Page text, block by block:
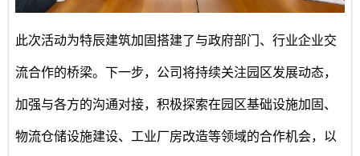
此次活动为特辰建筑加固搭建了与政府部门、行业企业交
流合作的桥梁。下一步，公司将持续关注园区发展动态，
加强与各方的沟通对接，积极探索在园区基础设施加固、
物流仓储设施建设、工业厂房改造等领域的合作机会，以